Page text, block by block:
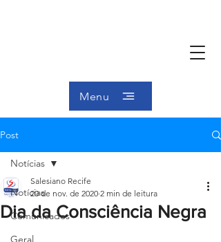
Menu
Post
Notícias
Comunicados
Geral
Notícias
Dia da Consciência Negra
Salesiano Recife
20 de nov. de 2020 2 min de leitura